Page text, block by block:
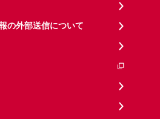
の外部送信について